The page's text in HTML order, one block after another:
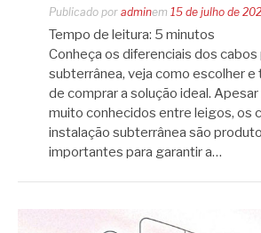
Publicado por adminem 15 de julho de
Tempo de leitura: 5 minutos
Conheça os diferenciais dos cabos
subterrânea, veja como escolher e
de comprar a solução ideal.
muito conhecidos entre leigos, os
instalação subterrânea são
importantes para garantir a…